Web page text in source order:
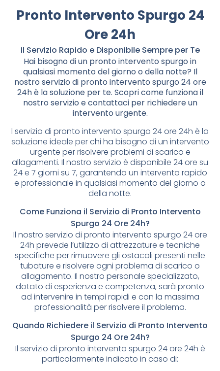
Pronto Intervento Spurgo 24
Ore 24h
Il Servizio Rapido e Disponibile Sempre per Te
Hai bisogno di un pronto intervento spurgo in
qualsiasi momento del giorno o della notte? Il
nostro servizio di pronto intervento spurgo 24 ore
24h è la soluzione per te. Scopri come funziona il
nostro servizio e contattaci per richiedere un
intervento urgente.
l servizio di pronto intervento spurgo 24 ore 24h è la
soluzione ideale per chi ha bisogno di un intervento
urgente per risolvere problemi di scarico e
allagamenti. Il nostro servizio è disponibile 24 ore su
24 e 7 giorni su 7, garantendo un intervento rapido
e professionale in qualsiasi momento del giorno o
della notte.
Come Funziona il Servizio di Pronto Intervento
Spurgo 24 Ore 24h?
Il nostro servizio di pronto intervento spurgo 24 ore
24h prevede l’utilizzo di attrezzature e tecniche
specifiche per rimuovere gli ostacoli presenti nelle
tubature e risolvere ogni problema di scarico o
allagamento. Il nostro personale specializzato,
dotato di esperienza e competenza, sarà pronto
ad intervenire in tempi rapidi e con la massima
professionalità per risolvere il problema.
Quando Richiedere il Servizio di Pronto Intervento
Spurgo 24 Ore 24h?
Il servizio di pronto intervento spurgo 24 ore 24h è
particolarmente indicato in caso di: